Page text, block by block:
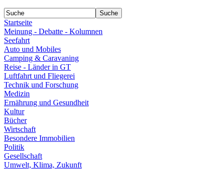
Startseite
Meinung - Debatte - Kolumnen
Seefahrt
Auto und Mobiles
Camping & Caravaning
Reise - Länder in GT
Luftfahrt und Fliegerei
Technik und Forschung
Medizin
Ernährung und Gesundheit
Kultur
Bücher
Wirtschaft
Besondere Immobilien
Politik
Gesellschaft
Umwelt, Klima, Zukunft